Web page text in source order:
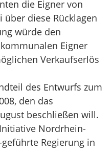
die Eigner von
diese Rücklagen
würde den
Eigner
Verkaufserlös
des Entwurfs zum
den das
beschließen will.
Nordrhein-
Regierung in